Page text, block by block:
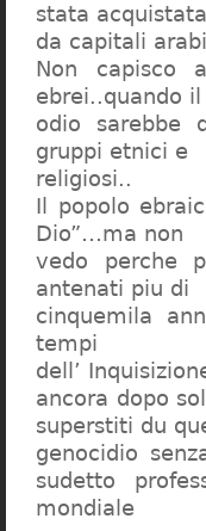
stata acquistata
da capitali
Non capisco
ebrei..quando
odio sarebbe
gruppi etnici e
religiosi..
Il popolo
Dio”…ma non
vedo perche
antenati piu di
cinquemila
tempi
dell’
ancora dopo
superstiti du
genocidio
sudetto
mondiale